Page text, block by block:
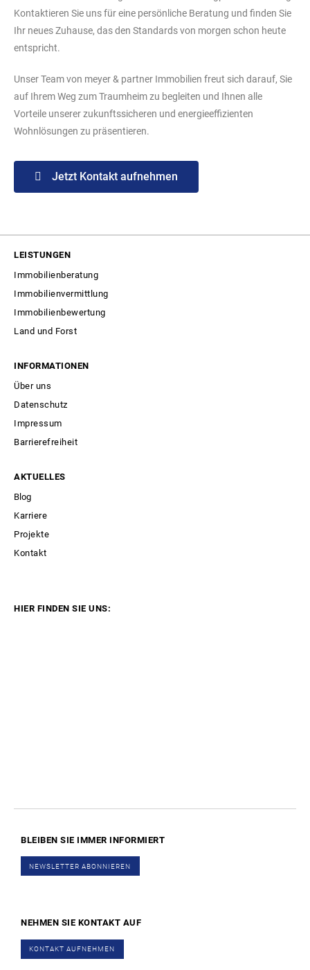
Kontaktieren Sie uns für eine persönliche Beratung und finden Sie
Ihr neues Zuhause, das den Standards von morgen schon heute
entspricht.
Unser Team von meyer & partner Immobilien freut sich darauf, Sie
auf Ihrem Weg zum Traumheim zu begleiten und Ihnen alle
Vorteile unserer zukunftssicheren und energieeffizienten
Wohnlösungen zu präsentieren.
Jetzt Kontakt aufnehmen
LEISTUNGEN
Immobilienberatung
Immobilienvermittlung
Immobilienbewertung
Land und Forst
INFORMATIONEN
Über uns
Datenschutz
Impressum
Barrierefreiheit
AKTUELLES
Blog
Karriere
Projekte
Kontakt
HIER FINDEN SIE UNS:
BLEIBEN SIE IMMER INFORMIERT
NEWSLETTER ABONNIEREN
NEHMEN SIE KONTAKT AUF
KONTAKT AUFNEHMEN